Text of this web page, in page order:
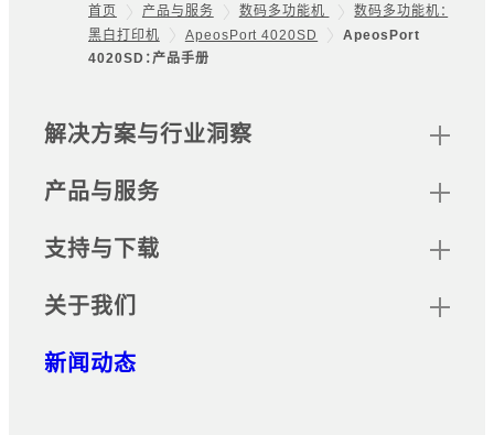
无纸化传真专递
用时，可由同网其他数码多功能或
打印机输出。设备管理员可选择是
支持通过移动设备打印的软件。可
用移动设备操控复印、传真和扫描
Footer
首页 产品与服务 数码多功能机
数码多功能机：
黑白打印机
ApeosPort 4020SD
ApeosPort
4020SD：产品手册
网站地图
解决方案与行业洞察
产品与服务
支持与下载
关于我们
新闻动态